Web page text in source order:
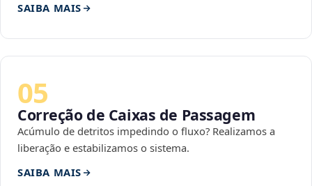
SAIBA MAIS
05
Correção de Caixas de Passagem
Acúmulo de detritos impedindo o fluxo? Realizamos a
liberação e estabilizamos o sistema.
SAIBA MAIS